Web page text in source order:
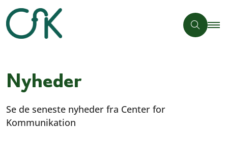
Nyheder
Se de seneste nyheder fra Center for
Kommunikation